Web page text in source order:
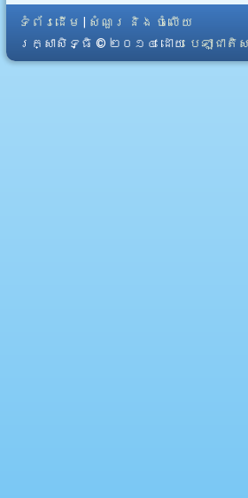
ទំព័រដើម
សំណួរ និង ចំលើយ
រក្សាសិទ្ធិ © ២០១៤ ដោយ​ បេឡាជ